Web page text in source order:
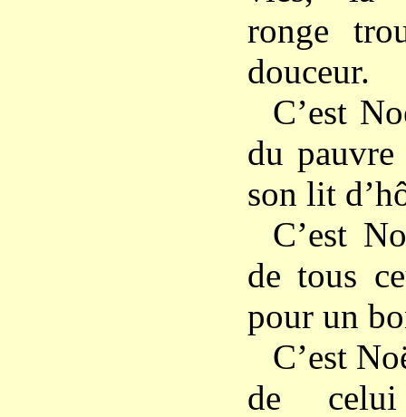
ronge
douceur.
C’est
du
son lit
C’est
de tous
pour un
C’est
de